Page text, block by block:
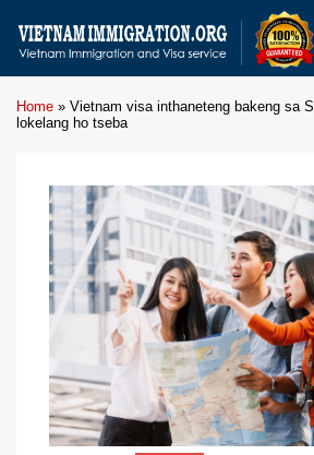
Home » Vietnam visa inthaneteng bakeng sa
lokelang ho tseba